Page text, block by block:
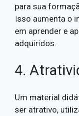
para sua
Isso aumenta o
em aprender e
adquiridos.
4.
Um material
ser atrativo,